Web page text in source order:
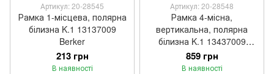
Артикул: 20-28545
Рамка 1-місцева, полярна
білизна K.1 13137009
Berker
213 грн
В наявності
Артикул: 20-28548
Рамка 4-місна,
вертикальна, полярна
білизна K.1 13437009
Berker
859 грн
В наявності